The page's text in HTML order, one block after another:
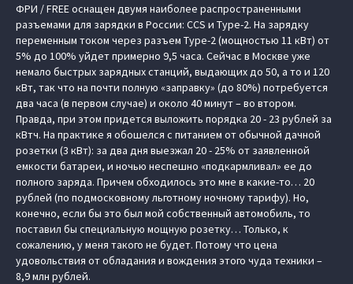
ФРИ / FREE оснащен двумя наиболее распространенными
разъемами для зарядки в России: CCS и Type-2. На зарядку
переменным током через разъем Type-2 (мощностью 11 кВт) от
5% до 100% уйдет примерно 9,5 часа. Сейчас в Москве уже
немало быстрых зарядных станций, выдающих до 50, а то и 120
кВт, так что на почти полную «заправку» (до 80%) потребуется
два часа (в первом случае) и около 40 минут – во втором.
Правда, при этом придется выложить порядка 20 - 23 рублей за
кВтч. На практике я обошелся с питанием от обычной дачной
розетки (3 кВт): за два дня выезжал 20 - 25% от заявленной
емкости батареи, и ночью неспешно «подкармливал» ее до
полного заряда. Причем обходилось это мне в какие-то… 20
рублей (по подмосковному льготному ночному тарифу). Но,
конечно, если бы это был мой собственный автомобиль, то
поставил бы специальную мощную розетку… Только, к
сожалению, у меня такого не будет. Потому что цена
удовольствия от обладания и вождения этого чуда техники –
8,9 млн рублей.